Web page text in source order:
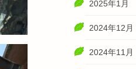
2025年1月
2024年12月
2024年11月